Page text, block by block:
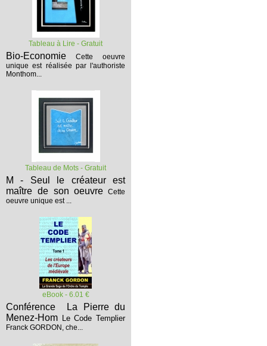
Tableau à Lire - Gratuit
Bio-Economie
Cette oeuvre
unique est réalisée par l'authoriste
Monthom...
Tableau de Mots - Gratuit
M - Seul le créateur est
maître de son oeuvre Cette
oeuvre unique est ...
eBook - 6.01 €
Conférence La Pierre du
Menez-Hom Le Code Templier
Franck GORDON, che...